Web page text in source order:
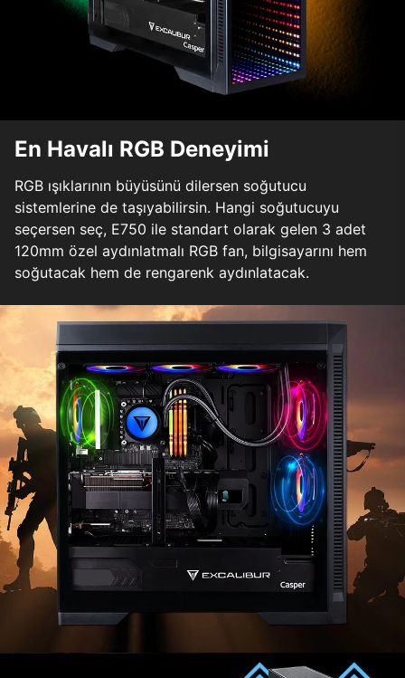
En Havalı RGB Deneyimi
RGB ışıklarının büyüsünü dilersen soğutucu
sistemlerine de taşıyabilirsin. Hangi soğutucuyu
seçersen seç, E750 ile standart olarak gelen 3 adet
120mm özel aydınlatmalı RGB fan, bilgisayarını hem
soğutacak hem de rengarenk aydınlatacak.